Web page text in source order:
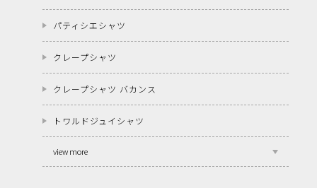
パティシエシャツ
クレープシャツ
クレープシャツ バカンス
トワルドジュイシャツ
view more